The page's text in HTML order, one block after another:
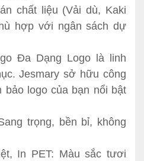
chất liệu (Vải dù, Kaki
hợp với ngân sách dự
Đa Dạng Logo là linh
Jesmary sở hữu công
bảo logo của bạn nổi bật
trọng, bền bỉ, không
In PET: Màu sắc tươi